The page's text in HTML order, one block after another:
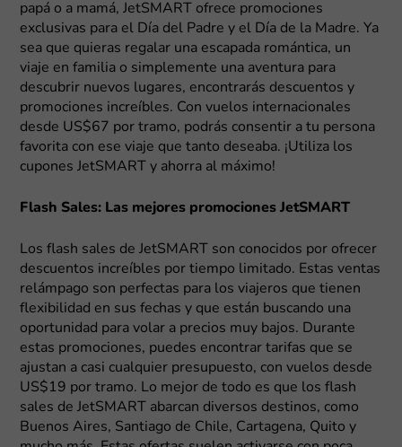
papá o a mamá, JetSMART ofrece promociones
exclusivas para el Día del Padre y el Día de la Madre. Ya
sea que quieras regalar una escapada romántica, un
viaje en familia o simplemente una aventura para
descubrir nuevos lugares, encontrarás descuentos y
promociones increíbles. Con vuelos internacionales
desde US$67 por tramo, podrás consentir a tu persona
favorita con ese viaje que tanto deseaba. ¡Utiliza los
cupones JetSMART y ahorra al máximo!
Flash Sales: Las mejores promociones JetSMART
Los flash sales de JetSMART son conocidos por ofrecer
descuentos increíbles por tiempo limitado. Estas ventas
relámpago son perfectas para los viajeros que tienen
flexibilidad en sus fechas y que están buscando una
oportunidad para volar a precios muy bajos. Durante
estas promociones, puedes encontrar tarifas que se
ajustan a casi cualquier presupuesto, con vuelos desde
US$19 por tramo. Lo mejor de todo es que los flash
sales de JetSMART abarcan diversos destinos, como
Buenos Aires, Santiago de Chile, Cartagena, Quito y